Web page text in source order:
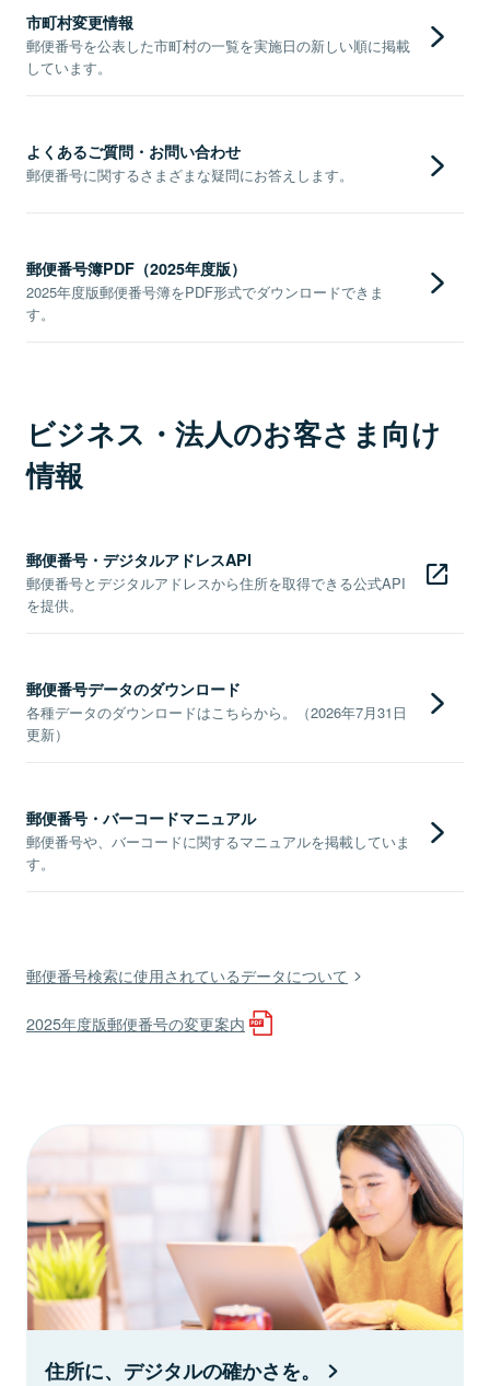
市町村変更情報
郵便番号を公表した市町村の一覧を実施日の新しい順に掲載
しています。
よくあるご質問・お問い合わせ
郵便番号に関するさまざまな疑問にお答えします。
郵便番号簿PDF（2025年度版）
2025年度版郵便番号簿をPDF形式でダウンロードできま
す。
ビジネス・法人のお客さま向け
情報
郵便番号・デジタルアドレスAPI
郵便番号とデジタルアドレスから住所を取得できる公式API
を提供。
郵便番号データのダウンロード
各種データのダウンロードはこちらから。（2026年7月31日
更新）
郵便番号・バーコードマニュアル
郵便番号や、バーコードに関するマニュアルを掲載していま
す。
郵便番号検索に使用されているデータについて
2025年度版郵便番号の変更案内
住所に、デジタルの確かさを。